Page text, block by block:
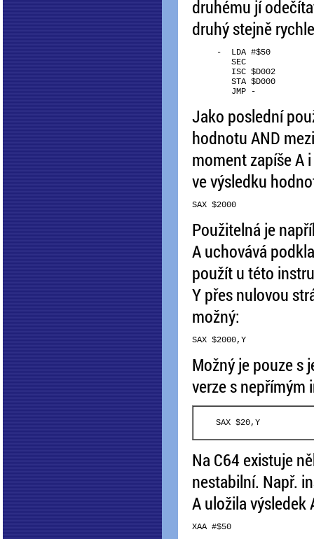
druhému jí
druhý stejně
-  LDA #$50
SEC
ISC $D002
STA $D000
Jako poslední
hodnotu AND
moment zapíše A
ve výsledku
SAX $2000
Použitelná je
A uchovává
použít u této
Y přes nulovou
možný:
SAX $2000,Y
Možný je pouze s
verze s nepřímým
    SAX $20,Y
Na C64 existuje
nestabilní. Např.
A uložila výsledek
XAA #$50